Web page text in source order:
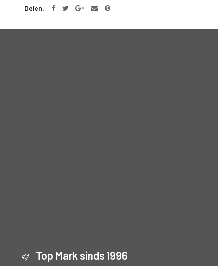
Delen
Top Mark sinds 1996